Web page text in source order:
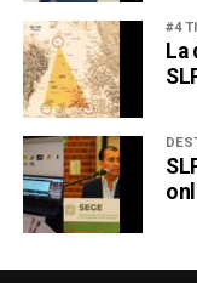
#4
La